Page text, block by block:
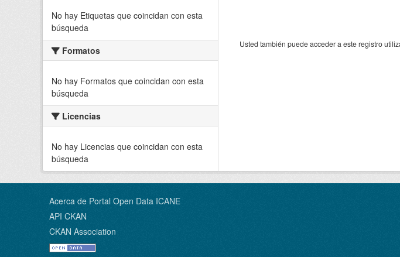
No hay Etiquetas que coincidan con esta
búsqueda
Formatos
No hay Formatos que coincidan con esta
búsqueda
Licencias
No hay Licencias que coincidan con esta
búsqueda
Usted también puede acceder a este registro
Acerca de Portal Open Data ICANE
API CKAN
CKAN Association